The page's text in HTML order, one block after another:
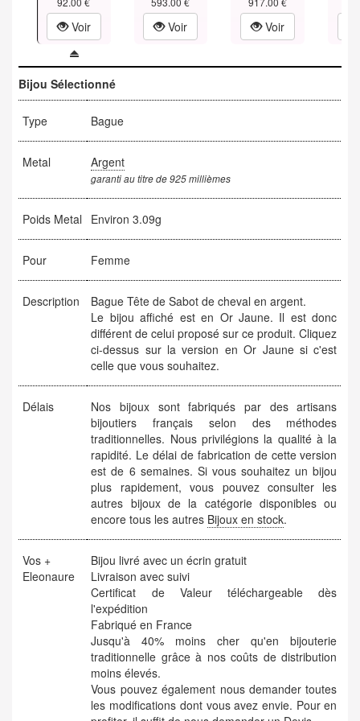
Voir Voir Voir
Bijou Sélectionné
Type Bague
Metal Argent
garanti au titre de 925 millièmes
Poids Metal Environ 3.09g
Pour Femme
Description
Bague Tête de Sabot de cheval en argent.
Le bijou affiché est en Or Jaune. Il est donc
différent de celui proposé sur ce produit. Cliquez
ci-dessus sur la version en Or Jaune si c'est
celle que vous souhaitez.
Délais
Nos bijoux sont fabriqués par des artisans
bijoutiers français selon des méthodes
traditionnelles. Nous privilégions la qualité à la
rapidité. Le délai de fabrication de cette version
est de 6 semaines. Si vous souhaitez un bijou
plus rapidement, vous pouvez consulter les
autres bijoux de la catégorie disponibles ou
encore tous les autres Bijoux en stock.
Vos +
Eleonaure
Bijou livré avec un écrin gratuit
Livraison avec suivi
Certificat de Valeur téléchargeable dès
l'expédition
Fabriqué en France
Jusqu'à 40% moins cher qu'en bijouterie
traditionnelle grâce à nos coûts de distribution
moins élevés.
Vous pouvez également nous demander toutes
les modifications dont vous avez envie. Pour en